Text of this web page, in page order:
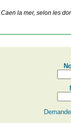
Caen la mer, selon les